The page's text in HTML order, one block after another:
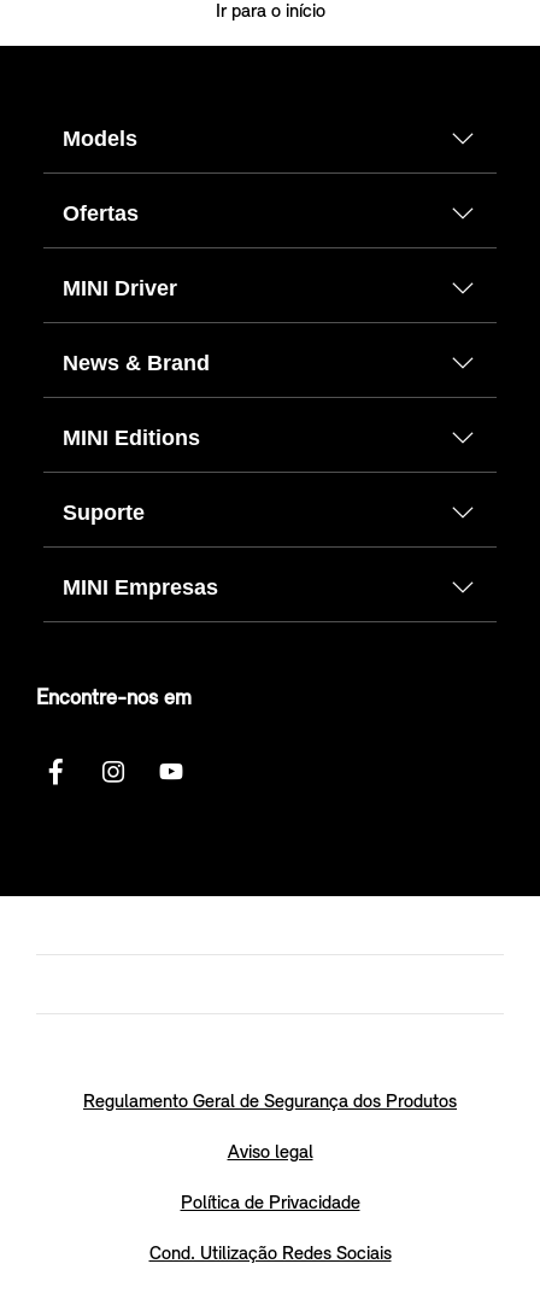
Ir para o início
Models
Ofertas
MINI Driver
News & Brand
MINI Editions
Suporte
MINI Empresas
Encontre-nos em
Regulamento Geral de Segurança dos Produtos
Aviso legal
Política de Privacidade
Cond. Utilização Redes Sociais